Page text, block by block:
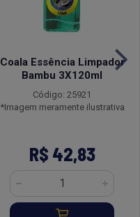
Coala Essência Limpador
Bambu 3X120ml
Código: 25921
*Imagem meramente ilustrativa
R$ 42,83